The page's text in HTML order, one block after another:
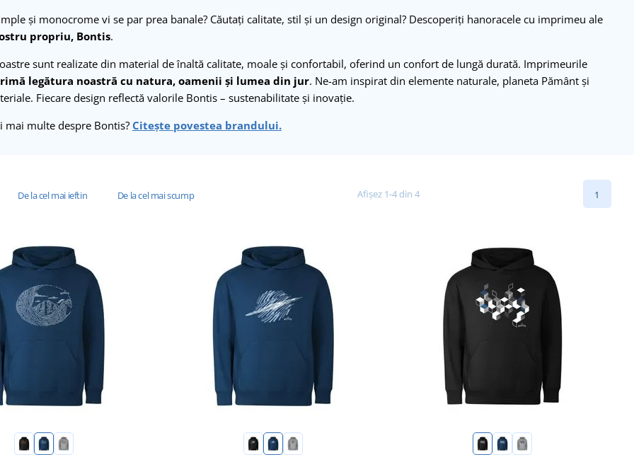
și monocrome vi se par prea banale? Căutați calitate, stil și un design original? Descoperiți hanoracele cu imprimeu ale
propriu, Bontis.
sunt realizate din material de înaltă calitate, moale și confortabil, oferind un confort de lungă durată. Imprimeurile
legătura noastră cu natura, oamenii și lumea din jur. Ne-am inspirat din elemente naturale, planeta Pământ și
Fiecare design reflectă valorile Bontis – sustenabilitate și inovație.
mai multe despre Bontis? Citește povestea brandului.
De la cel mai ieftin De la cel mai scump Afișez 1-4 din 4 1